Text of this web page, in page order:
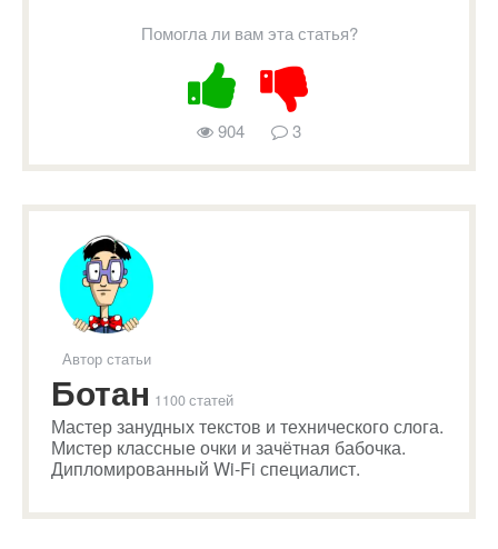
Помогла ли вам эта статья?
904 3
Автор статьи
Ботан 1100 статей
Мастер занудных текстов и технического слога.
Мистер классные очки и зачётная бабочка.
Дипломированный Wi-Fi специалист.